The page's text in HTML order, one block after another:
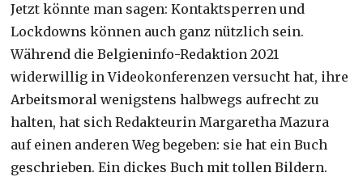
Jetzt könnte man sagen: Kontaktsperren und
Lockdowns können auch ganz nützlich sein.
Während die Belgieninfo-Redaktion 2021
widerwillig in Videokonferenzen versucht hat, ihre
Arbeitsmoral wenigstens halbwegs aufrecht zu
halten, hat sich Redakteurin Margaretha Mazura
auf einen anderen Weg begeben: sie hat ein Buch
geschrieben. Ein dickes Buch mit tollen Bildern.